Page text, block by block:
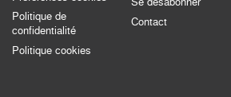
Politique de
confidentialité
Politique cookies
Contact